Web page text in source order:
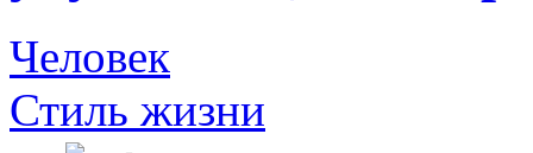
Человек
Стиль жизни